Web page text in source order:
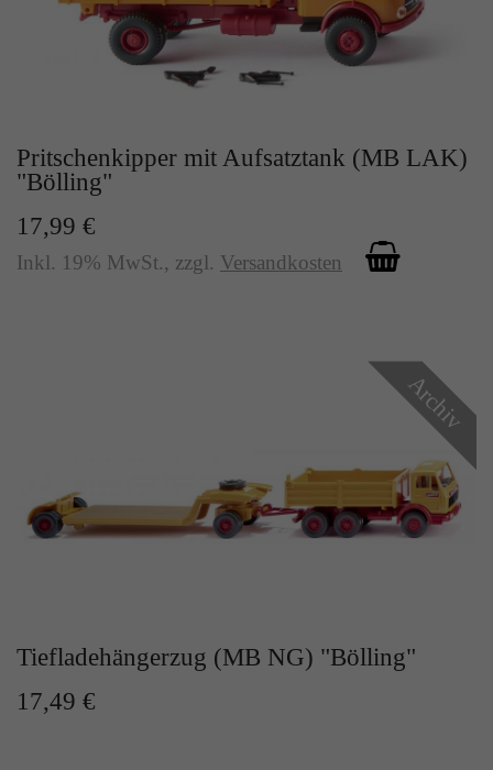
Pritschenkipper mit Aufsatztank (MB LAK)
"Bölling"
17,99 €
Inkl. 19% MwSt., zzgl. Versandkosten
Archiv
Tiefladehängerzug (MB NG) "Bölling"
17,49 €